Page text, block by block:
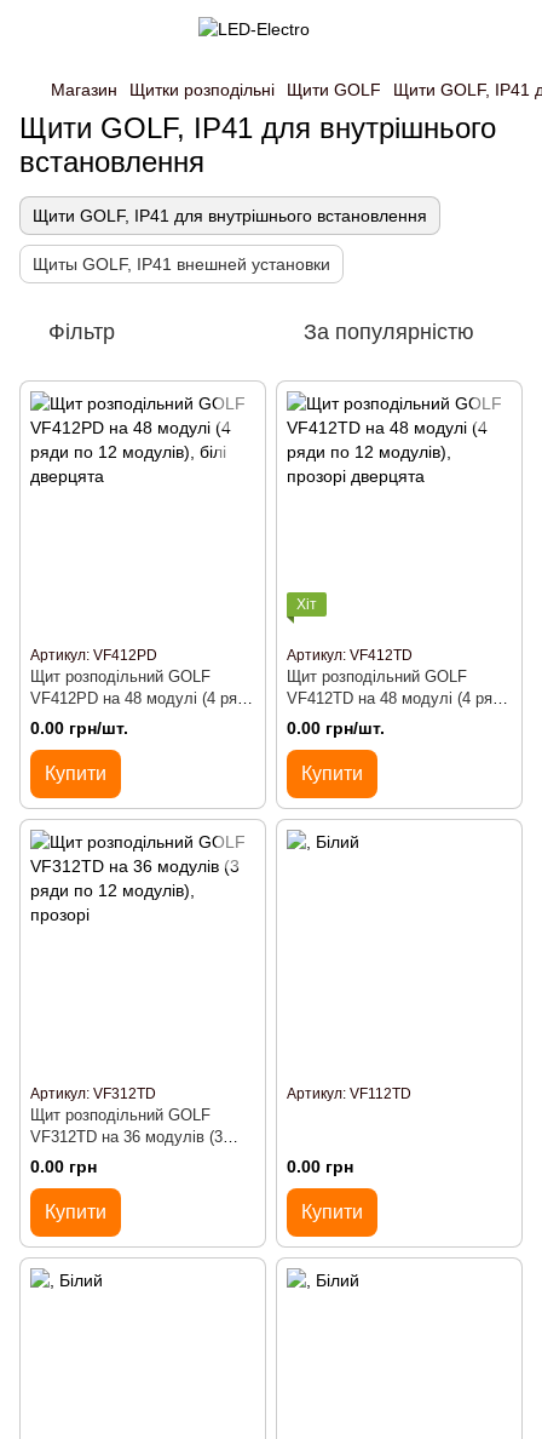
Магазин Щитки розподільні Щити GOLF Щити GOLF, IP41
Щити GOLF, IP41 для внутрішнього
встановлення
Щити GOLF, IP41 для внутрішнього встановлення
Щиты GOLF, IP41 внешней установки
Фільтр За популярністю
Артикул: VF412PD
Щит розподільний GOLF
VF412PD на 48 модулі (4 ряди
по 12 модулів), білі дверцята
0.00 грн/шт.
Купити
Хіт
Артикул: VF412TD
Щит розподільний GOLF
VF412TD на 48 модулі (4 ряди
по 12 модулів), прозорі
дверцята
0.00 грн/шт.
Купити
Артикул: VF312TD
Щит розподільний GOLF
VF312TD на 36 модулів (3
ряди по 12 модулів), прозорі
0.00 грн
Купити
Артикул: VF112TD
0.00 грн
Купити